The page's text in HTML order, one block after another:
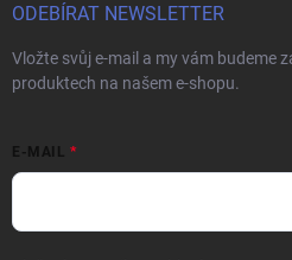
ODEBÍRAT NEWSLETTER
Vložte svůj e-mail a my vám budeme
produktech na našem e-shopu.
E-MAIL